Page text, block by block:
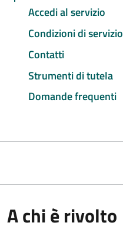
Accedi al servizio
Condizioni di servizio
Contatti
Strumenti di tutela
Domande frequenti
A chi è rivolto